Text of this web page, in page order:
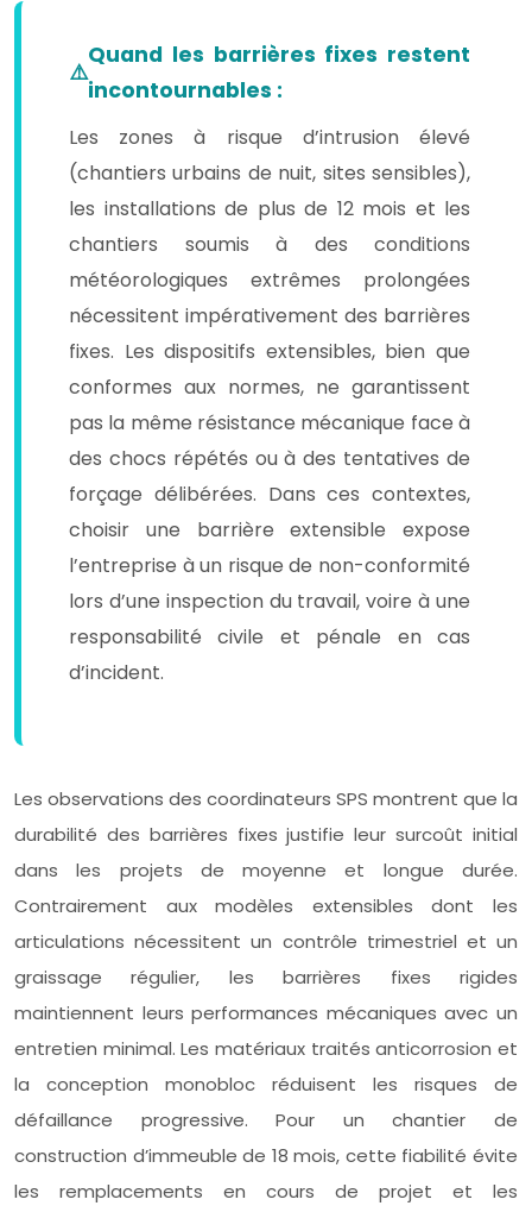
Quand les barrières fixes restent
incontournables :
Les zones à risque d’intrusion élevé
(chantiers urbains de nuit, sites sensibles),
les installations de plus de 12 mois et les
chantiers soumis à des conditions
météorologiques extrêmes prolongées
nécessitent impérativement des barrières
fixes. Les dispositifs extensibles, bien que
conformes aux normes, ne garantissent
pas la même résistance mécanique face à
des chocs répétés ou à des tentatives de
forçage délibérées. Dans ces contextes,
choisir une barrière extensible expose
l’entreprise à un risque de non-conformité
lors d’une inspection du travail, voire à une
responsabilité civile et pénale en cas
d’incident.
Les observations des coordinateurs SPS montrent que la
durabilité des barrières fixes justifie leur surcoût initial
dans les projets de moyenne et longue durée.
Contrairement aux modèles extensibles dont les
articulations nécessitent un contrôle trimestriel et un
graissage régulier, les barrières fixes rigides
maintiennent leurs performances mécaniques avec un
entretien minimal. Les matériaux traités anticorrosion et
la conception monobloc réduisent les risques de
défaillance progressive. Pour un chantier de
construction d’immeuble de 18 mois, cette fiabilité évite
les remplacements en cours de projet et les